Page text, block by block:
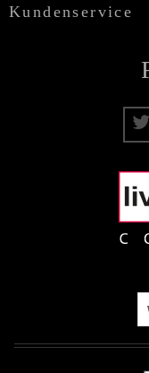
Kundenservice